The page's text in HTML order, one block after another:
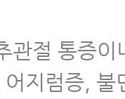
관절 통증이
지럼증, 불